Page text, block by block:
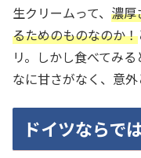
生クリームって、 濃厚
るためのものなのか！
リ。しかし食べてみ
なに甘さがなく、意外
ドイツならで